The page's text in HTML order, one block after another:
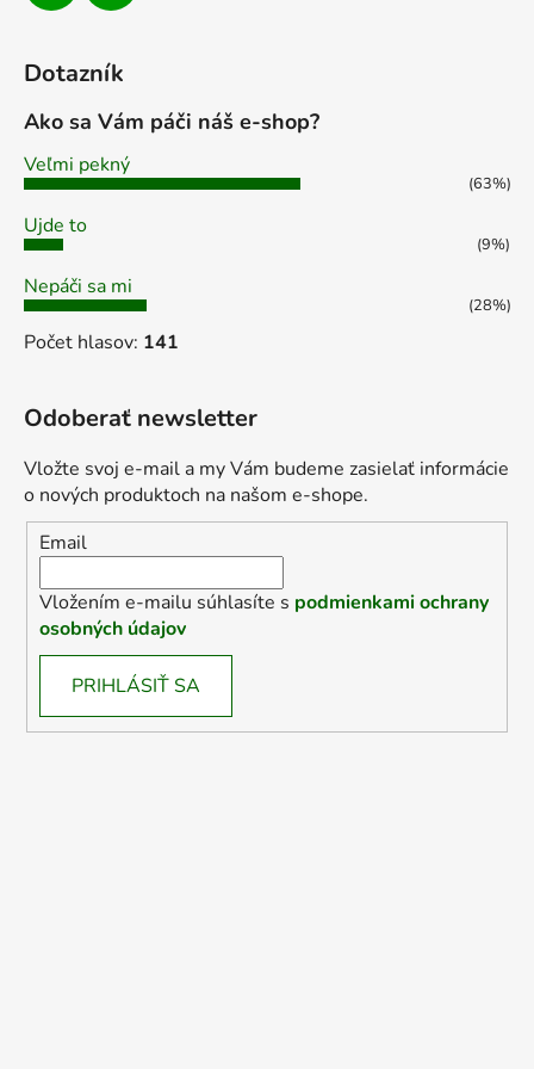
Dotazník
Ako sa Vám páči náš e-shop?
Veľmi pekný
(63%)
Ujde to
(9%)
Nepáči sa mi
(28%)
Počet hlasov: 141
Odoberať newsletter
Vložte svoj e-mail a my Vám budeme zasielať informácie
o nových produktoch na našom e-shope.
Email
Vložením e-mailu súhlasíte s podmienkami ochrany
osobných údajov
PRIHLÁSIŤ SA